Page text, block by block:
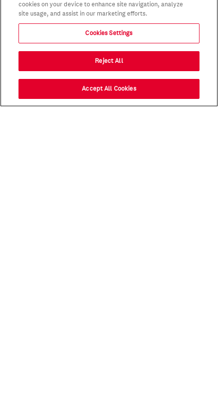
cookies on your device to enhance site navigation, analyze
site usage, and assist in our marketing efforts.
Cookies Settings
Reject All
Accept All Cookies